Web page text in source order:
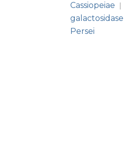
Cassiopeiae
|
galactosidase
Persei